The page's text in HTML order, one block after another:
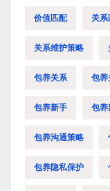
价值匹配 关系
关系维护策略
包养关系 包养
包养新手 包养
包养沟通策略
包养隐私保护